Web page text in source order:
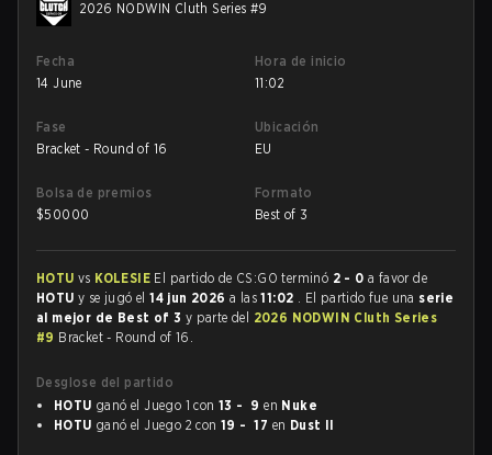
2026 NODWIN Cluth Series #9
Fecha
14 June
Hora de inicio
11:02
Fase
Bracket - Round of 16
Ubicación
EU
Bolsa de premios
$50000
Formato
Best of 3
HOTU vs KOLESIE El partido de CS:GO terminó 2 - 0 a favor de
HOTU y se jugó el14 jun 2026a las11:02 . El partido fue una serie
al mejor de Best of 3 y parte del 2026 NODWIN Cluth Series
#9 Bracket - Round of 16.
Desglose del partido
HOTU ganó el Juego 1 con13 - 9 en Nuke
HOTU ganó el Juego 2 con19 - 17 en Dust II